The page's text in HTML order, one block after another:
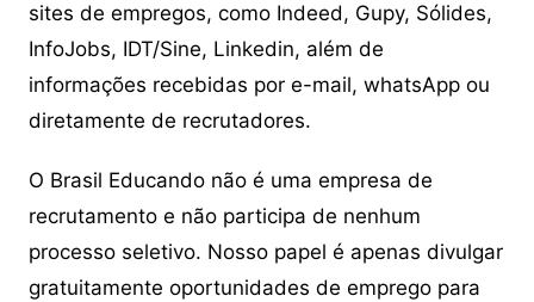
sites de empregos, como Indeed, Gupy, Sólides,
InfoJobs, IDT/Sine, Linkedin, além de
informações recebidas por e-mail, whatsApp ou
diretamente de recrutadores.
O Brasil Educando não é uma empresa de
recrutamento e não participa de nenhum
processo seletivo. Nosso papel é apenas divulgar
gratuitamente oportunidades de emprego para